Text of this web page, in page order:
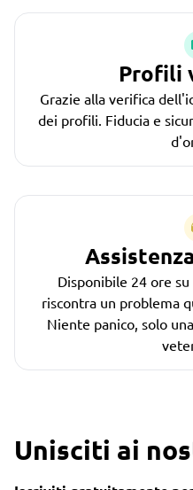
Profili
Grazie alla verifica
dei profili. Fiducia e
Disponibile 24 ore
riscontra un problema
Niente panico, solo
Unisciti ai